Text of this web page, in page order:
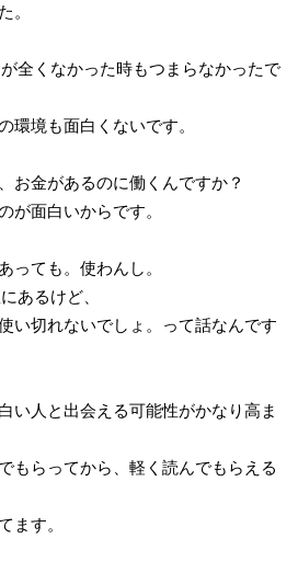
。
全くなかった時もつまらなかったで
環境も面白くないです。
お金があるのに働くんですか？
が面白いからです。
っても。使わんし。
あるけど、
い切れないでしょ。って話なんです
い人と出会える可能性がかなり高ま
もらってから、軽く読んでもらえる
ます。